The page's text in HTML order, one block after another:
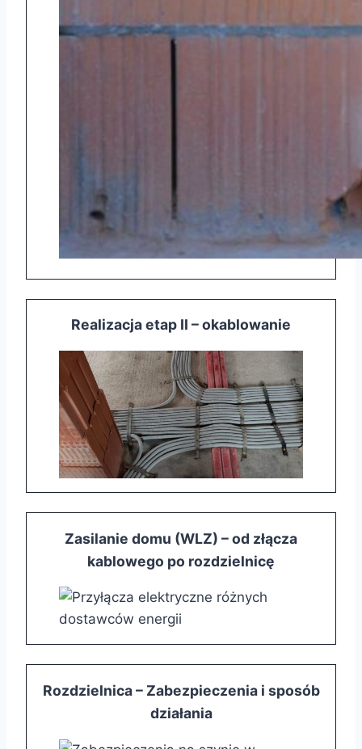
Realizacja etap II – okablowanie
Zasilanie domu (WLZ) – od złącza
kablowego po rozdzielnicę
Rozdzielnica – Zabezpieczenia i sposób
działania